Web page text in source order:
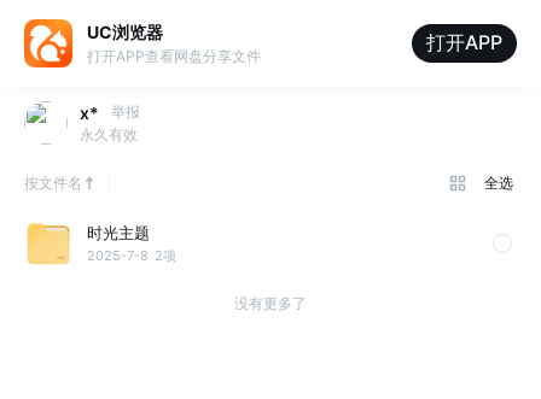
UC浏览器
打开APP查看网盘分享文件
打开APP
x*
举报
永久有效
按文件名 全选
时光主题
2025-7-8 2项
没有更多了